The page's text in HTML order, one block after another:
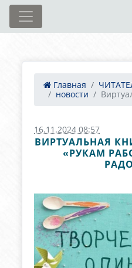
Главная
новости
16.11.2024 08:57
ВИРТУАЛЬНАЯ
«РУКАМ